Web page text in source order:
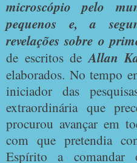
microscópio pelo
pequenos e, a
revelações sobre o
de escritos de Allan
elaborados. No tempo
iniciador das
extraordinária que
procurou avançar em
com que pretendia
Espírito a